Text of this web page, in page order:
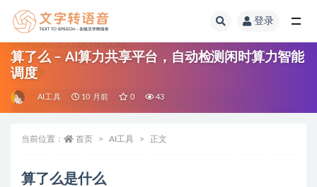
登录
算了么 – AI算力共享平台，自动检测闲时算力智能
调度
AI工具 10 月前 0 43
当前位置： 首页 AI工具 正文
算了么是什么